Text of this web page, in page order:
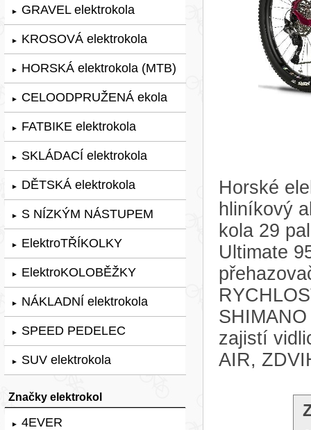
► GRAVEL elektrokola
► KROSOVÁ elektrokola
► HORSKÁ elektrokola (MTB)
► CELOODPRUŽENÁ ekola
► FATBIKE elektrokola
► SKLÁDACÍ elektrokola
► DĚTSKÁ elektrokola
► S NÍZKÝM NÁSTUPEM
► ElektroTŘÍKOLKY
► ElektroKOLOBĚŽKY
► NÁKLADNÍ elektrokola
► SPEED PEDELEC
► SUV elektrokola
Značky elektrokol
► 4EVER
Horské
hliníkový
kola 29
Ultimate
zajistí
AIR,